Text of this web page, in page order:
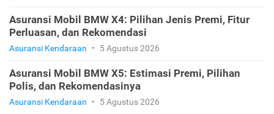
Asuransi Mobil BMW X4: Pilihan Jenis Premi, Fitur
Perluasan, dan Rekomendasi
Asuransi Kendaraan • 5 Agustus 2026
Asuransi Mobil BMW X5: Estimasi Premi, Pilihan
Polis, dan Rekomendasinya
Asuransi Kendaraan • 5 Agustus 2026